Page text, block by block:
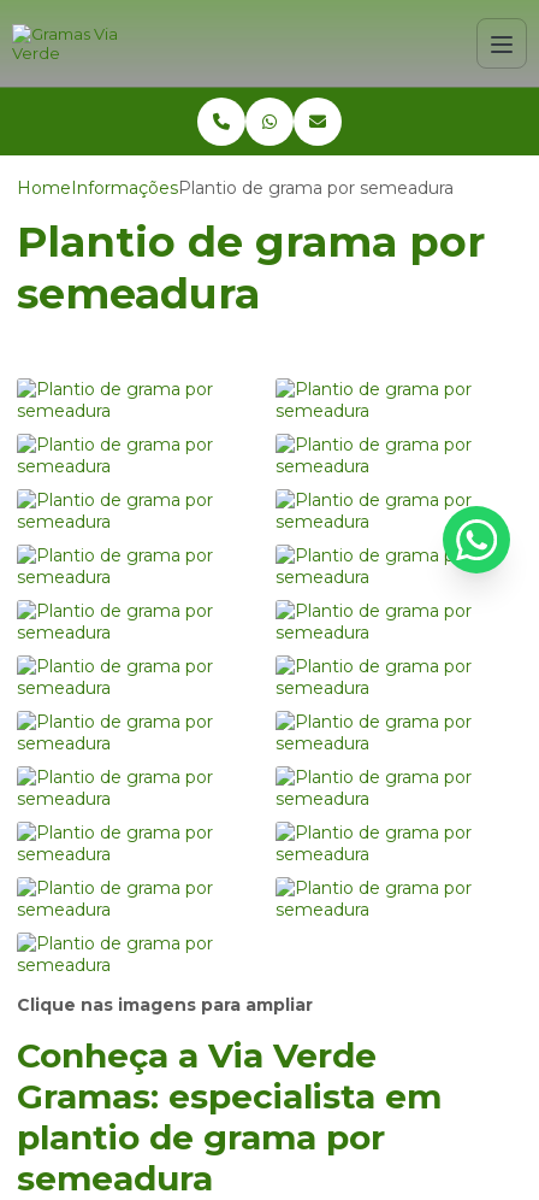
HomeInformaçõesPlantio de grama por semeadura
Plantio de grama por
semeadura
Clique nas imagens para ampliar
Conheça a Via Verde
Gramas: especialista em
plantio de grama por
semeadura